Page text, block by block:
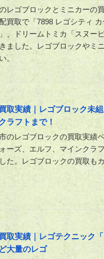
レゴブロックとミニカーの
買取で「7898 レゴシティ
、ドリームトミカ「スヌー
ました。レゴブロックやミ
。
取実績｜レゴブロック未
ラフトまで！
のレゴブロックの買取実績
ーズ、エルフ、マインクラ
た。レゴブロックの買取も
取実績｜レゴテクニック
大量のレゴ